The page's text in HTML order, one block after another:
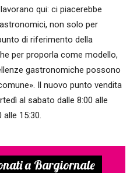
qui: ci piacerebbe
non solo per
di riferimento della
per proporla come modello,
gastronomiche possono
Il nuovo punto vendita
al sabato dalle 8:00 alle
alle 15:30.
a Bargiornale